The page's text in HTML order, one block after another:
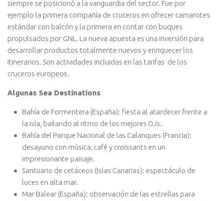
siempre se posicionó a la vanguardia del sector. Fue por
ejemplo la primera compañía de cruceros en ofrecer camarotes
estándar con balcón y la primera en contar con buques
propulsados por GNL. La nueva apuesta es una inversión para
desarrollar productos totalmente nuevos y enriquecer los
itinerarios. Son actividades incluidas en las tarifas de los
cruceros europeos.
Algunas Sea Destinations
Bahía de Formentera (España): fiesta al atardecer frente a
la isla, bailando al ritmo de los mejores DJs.
Bahía del Parque Nacional de las Calanques (Francia):
desayuno con música, café y croissants en un
impresionante paisaje.
Santuario de cetáceos (Islas Canarias): espectáculo de
luces en alta mar.
Mar Balear (España): observación de las estrellas para